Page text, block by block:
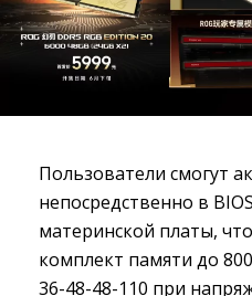
Пользователи смогут
непосредственно в
материнской платы,
комплект памяти до
36-48-48-110 при